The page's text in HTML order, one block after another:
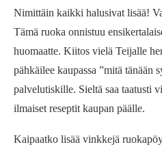
Nimittäin kaikki halusivat lisää!
Tämä ruoka onnistuu
huomaatte. Kiitos vielä Teijalle
pähkäilee kaupassa ”mitä tänään
palvelutiskille. Sieltä saa taatusti
ilmaiset reseptit kaupan päälle.
Kaipaatko lisää vinkkejä